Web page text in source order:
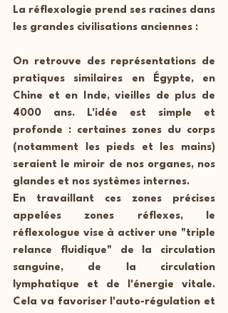
La réflexologie prend ses racines dans
les grandes civilisations anciennes :
On retrouve des représentations de
pratiques similaires en Égypte, en
Chine et en Inde, vieilles de plus de
4000 ans. L'idée est simple et
profonde : certaines zones du corps
(notamment les pieds et les mains)
seraient le miroir de nos organes, nos
glandes et nos systèmes internes.
En travaillant ces zones précises
appelées zones réflexes, le
réflexologue vise à activer une "triple
relance fluidique" de la circulation
sanguine, de la circulation
lymphatique et de l'énergie vitale.
Cela va favoriser l'auto-régulation et